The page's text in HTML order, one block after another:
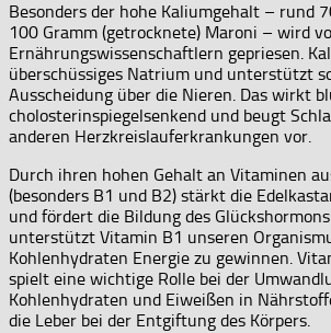
Besonders der hohe Kaliumgehalt – rund
100 Gramm (getrocknete) Maroni – wird
Ernährungswissenschaftlern gepriesen.
überschüssiges Natrium und unterstützt
Ausscheidung über die Nieren. Das wirkt
cholosterinspiegelsenkend und beugt
anderen Herzkreislauferkrankungen vor.
Durch ihren hohen Gehalt an Vitaminen
(besonders B1 und B2) stärkt die
und fördert die Bildung des
unterstützt Vitamin B1 unseren
Kohlenhydraten Energie zu gewinnen.
spielt eine wichtige Rolle bei der
Kohlenhydraten und Eiweißen in
die Leber bei der Entgiftung des Körpers.